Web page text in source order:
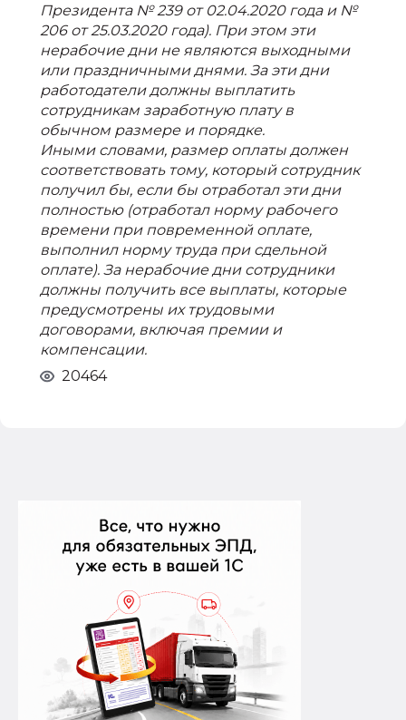
Президента № 239 от 02.04.2020 года и №
206 от 25.03.2020 года). При этом эти
нерабочие дни не являются выходными
или праздничными днями. За эти дни
работодатели должны выплатить
сотрудникам заработную плату в
обычном размере и порядке.
Иными словами, размер оплаты должен
соответствовать тому, который сотрудник
получил бы, если бы отработал эти дни
полностью (отработал норму рабочего
времени при повременной оплате,
выполнил норму труда при сдельной
оплате). За нерабочие дни сотрудники
должны получить все выплаты, которые
предусмотрены их трудовыми
договорами, включая премии и
компенсации.
20464